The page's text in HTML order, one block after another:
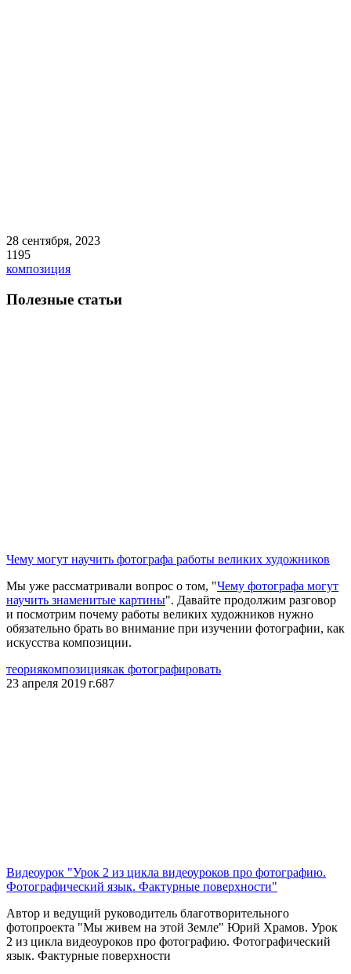
28 сентября, 2023
1195
композиция
Полезные статьи
Чему могут научить фотографа работы великих художников
Мы уже рассматривали вопрос о том, "Чему фотографа могут
научить знаменитые картины". Давайте продолжим разговор
и посмотрим почему работы великих художников нужно
обязательно брать во внимание при изучении фотографии, как
искусства композиции.
теориякомпозициякак фотографировать
23 апреля 2019 г.687
Видеоурок "Урок 2 из цикла видеоуроков про фотографию.
Фотографический язык. Фактурные поверхности"
Автор и ведущий руководитель благотворительного
фотопроекта "Мы живем на этой Земле" Юрий Храмов. Урок
2 из цикла видеоуроков про фотографию. Фотографический
язык. Фактурные поверхности